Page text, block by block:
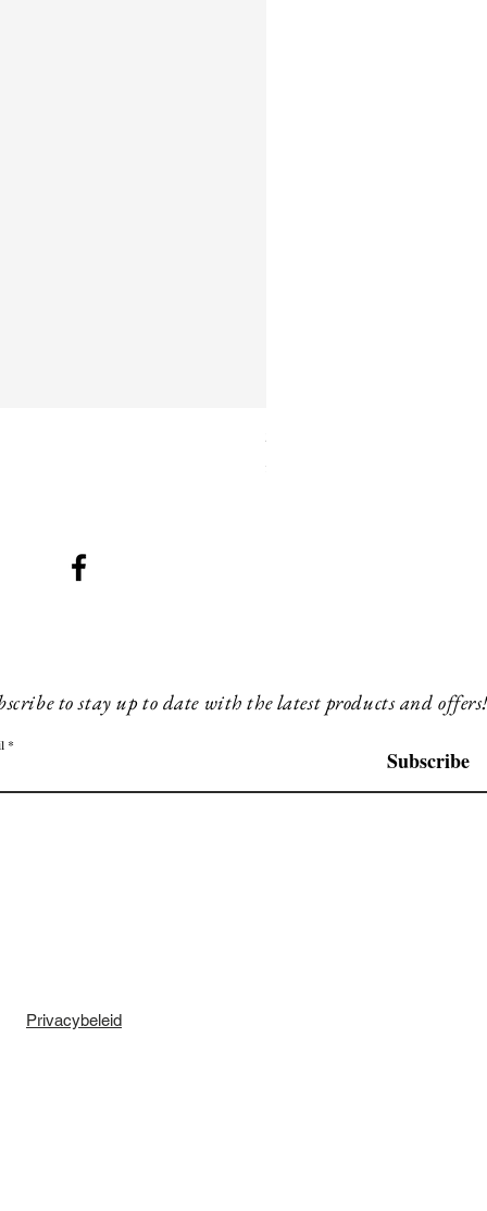
SMG 042 black with
Prijs
£ 260,00
to stay up to date with the latest products and
Subscribe
Privacybeleid